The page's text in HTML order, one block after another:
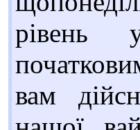
рівень
вам